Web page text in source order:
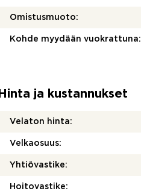
Omistusmuoto:
Kohde myydään vuokrattuna:
Hinta ja kustannukset
Velaton hinta:
Velkaosuus:
Yhtiövastike:
Hoitovastike: